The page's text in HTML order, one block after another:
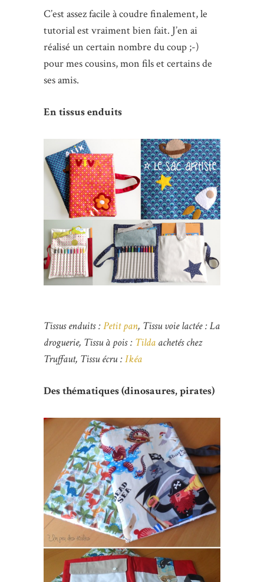
C’est assez facile à coudre finalement, le
tutorial est vraiment bien fait. J’en ai
réalisé un certain nombre du coup ;-)
pour mes cousins, mon fils et certains de
ses amis.
En tissus enduits
Tissus enduits :Petit pan, Tissu voie lactée : La
droguerie, Tissu à pois : Tilda achetés chez
Truffaut, Tissu écru :Ikéa
Des thématiques (dinosaures, pirates)